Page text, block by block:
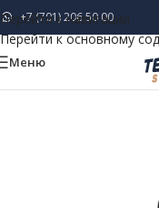
Перейти к навигации
Перейти к основному
+7 (701) 206 50 00
Меню